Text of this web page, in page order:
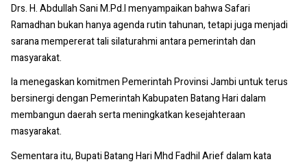
Drs. H. Abdullah Sani M.Pd.I menyampaikan bahwa Safari
Ramadhan bukan hanya agenda rutin tahunan, tetapi juga menjadi
sarana mempererat tali silaturahmi antara pemerintah dan
masyarakat.
Ia menegaskan komitmen Pemerintah Provinsi Jambi untuk terus
bersinergi dengan Pemerintah Kabupaten Batang Hari dalam
membangun daerah serta meningkatkan kesejahteraan
masyarakat.
Sementara itu, Bupati Batang Hari Mhd Fadhil Arief dalam kata